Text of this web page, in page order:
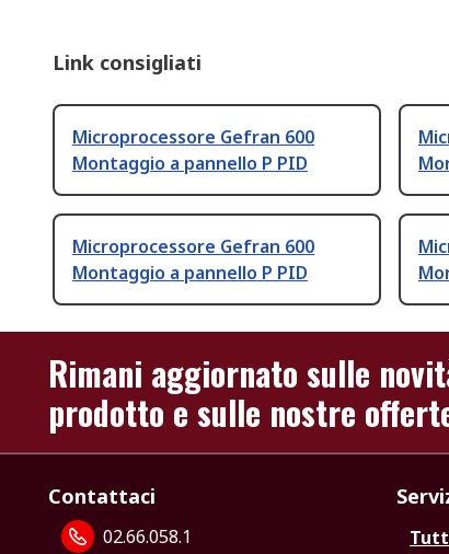
Link consigliati
Microprocessore Gefran 600
Montaggio a pannello P PID
Microprocessore Gefran 600
Montaggio a pannello P PID
Rimani aggiornato sulle
prodotto e sulle nostre
Contattaci
02.66.058.1